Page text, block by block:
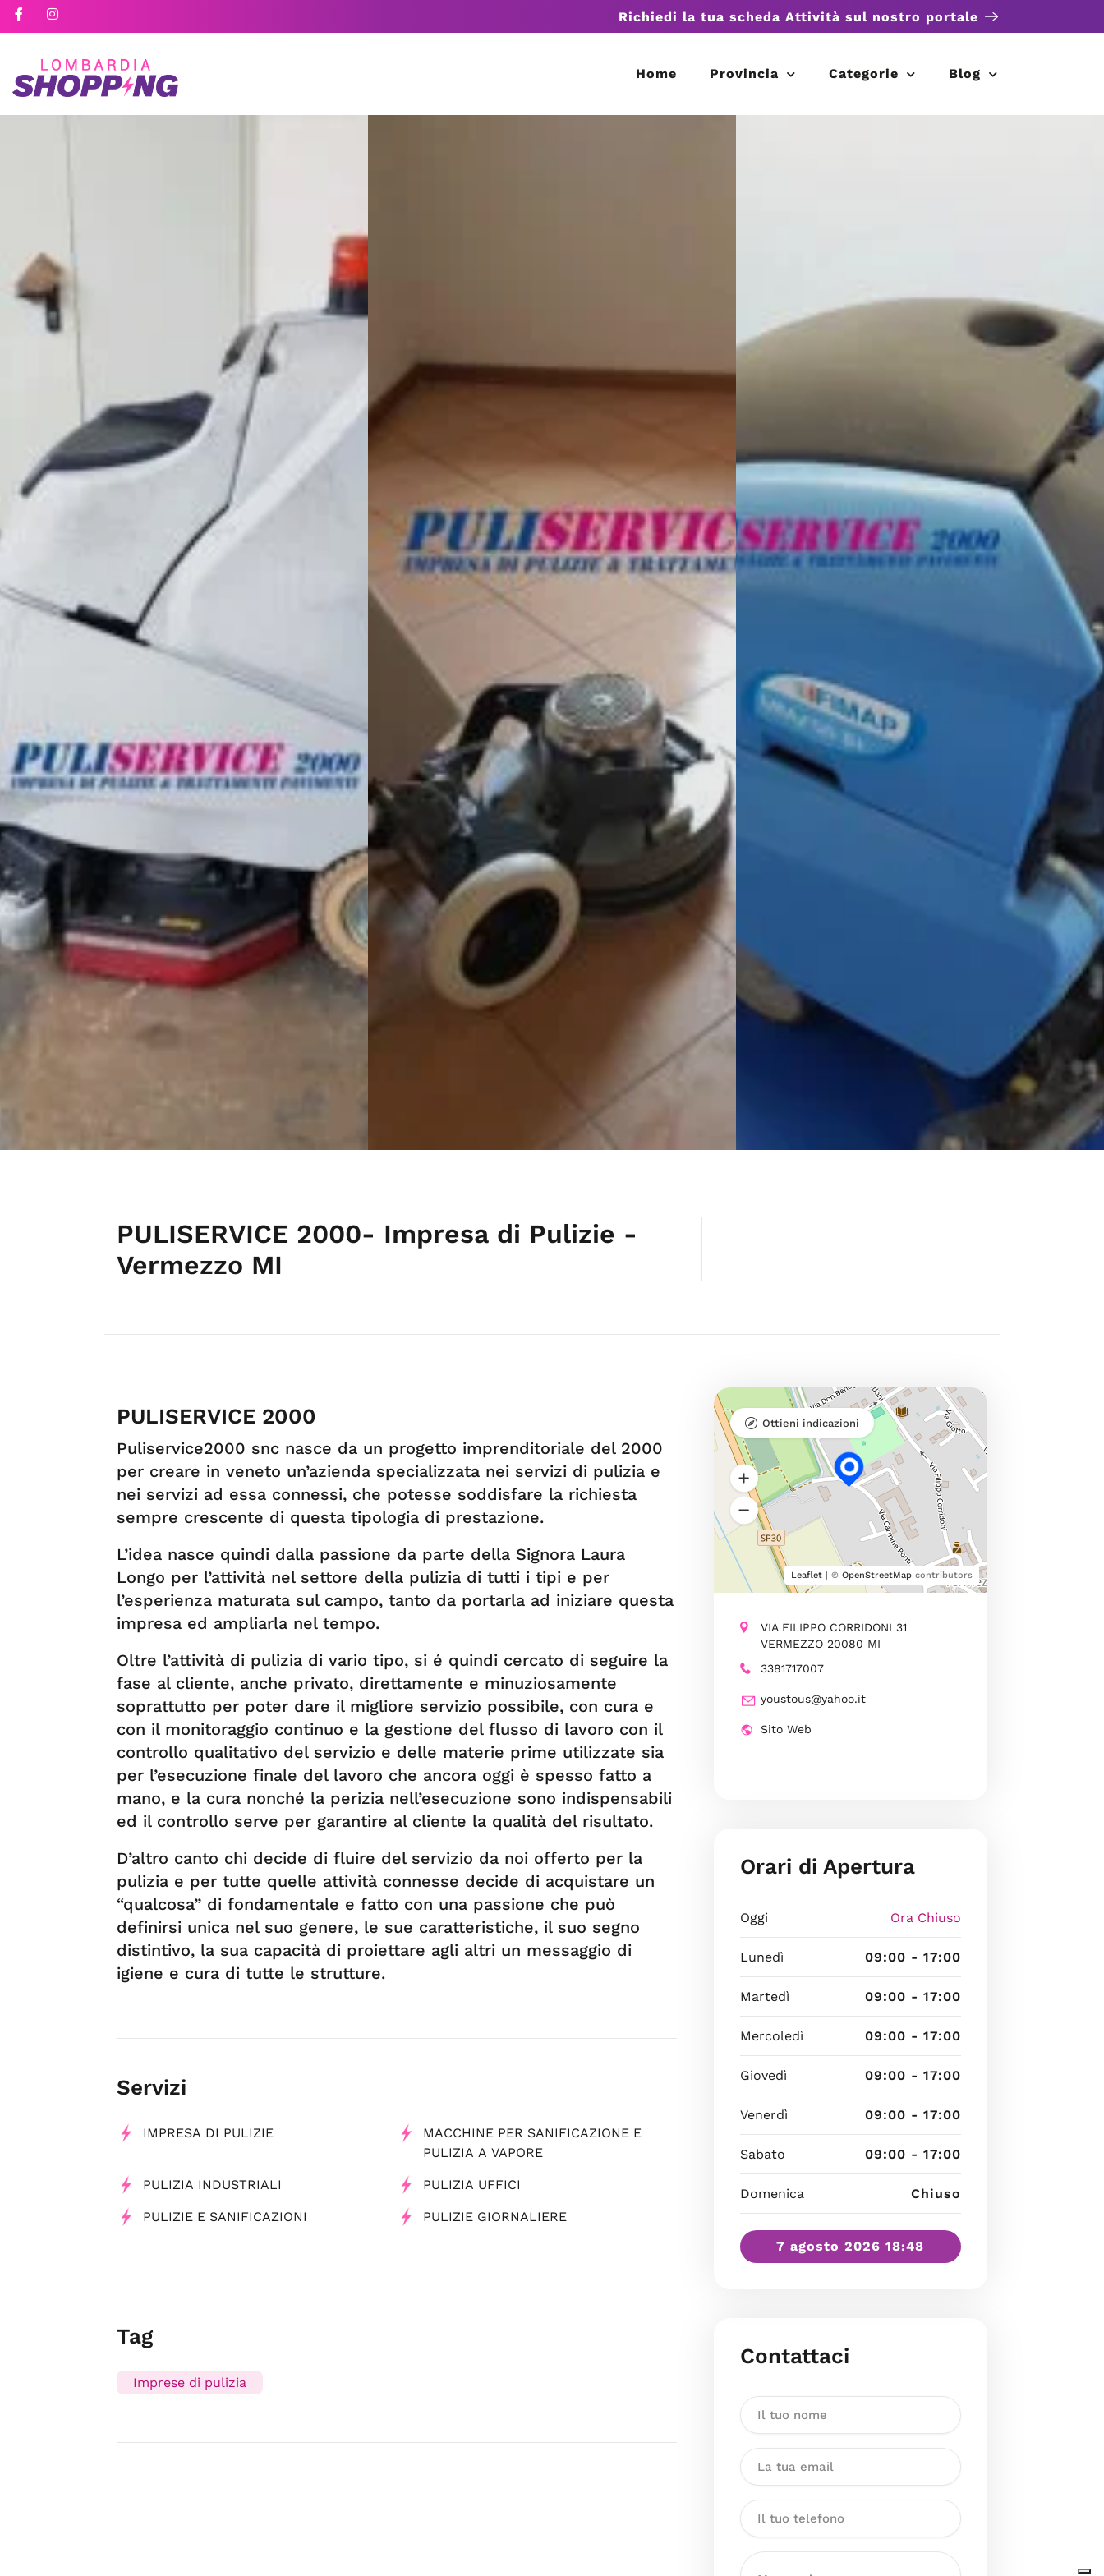
Richiedi la tua scheda Attività sul nostro portale
Home Provincia Categorie Blog
PULISERVICE 2000- Impresa di Pulizie -
Vermezzo MI
PULISERVICE 2000
Puliservice2000 snc nasce da un progetto imprenditoriale del 2000
per creare in veneto un’azienda specializzata nei servizi di pulizia e
nei servizi ad essa connessi, che potesse soddisfare la richiesta
sempre crescente di questa tipologia di prestazione.
L’idea nasce quindi dalla passione da parte della Signora Laura
Longo per l’attività nel settore della pulizia di tutti i tipi e per
l’esperienza maturata sul campo, tanto da portarla ad iniziare questa
impresa ed ampliarla nel tempo.
Oltre l’attività di pulizia di vario tipo, si é quindi cercato di seguire la
fase al cliente, anche privato, direttamente e minuziosamente
soprattutto per poter dare il migliore servizio possibile, con cura e
con il monitoraggio continuo e la gestione del flusso di lavoro con il
controllo qualitativo del servizio e delle materie prime utilizzate sia
per l’esecuzione finale del lavoro che ancora oggi è spesso fatto a
mano, e la cura nonché la perizia nell’esecuzione sono indispensabili
ed il controllo serve per garantire al cliente la qualità del risultato.
D’altro canto chi decide di fluire del servizio da noi offerto per la
pulizia e per tutte quelle attività connesse decide di acquistare un
“qualcosa” di fondamentale e fatto con una passione che può
definirsi unica nel suo genere, le sue caratteristiche, il suo segno
distintivo, la sua capacità di proiettare agli altri un messaggio di
igiene e cura di tutte le strutture.
Servizi
IMPRESA DI PULIZIE
MACCHINE PER SANIFICAZIONE E
PULIZIA A VAPORE
PULIZIA INDUSTRIALI PULIZIA UFFICI
PULIZIE E SANIFICAZIONI PULIZIE GIORNALIERE
Tag
Imprese di pulizia
Leaflet| © OpenStreetMapcontributors
Ottieni indicazioni
VIA FILIPPO CORRIDONI 31
VERMEZZO 20080 MI
3381717007
youstous@yahoo.it
Sito Web
Orari di Apertura
Oggi Ora Chiuso
Lunedì 09:00 - 17:00
Martedì 09:00 - 17:00
Mercoledì 09:00 - 17:00
Giovedì 09:00 - 17:00
Venerdì 09:00 - 17:00
Sabato 09:00 - 17:00
Domenica Chiuso
7 agosto 2026 18:48
Contattaci